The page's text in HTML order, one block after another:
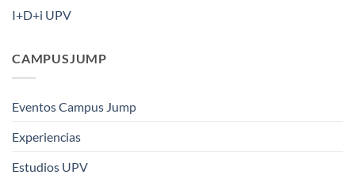
I+D+i UPV
CAMPUSJUMP
Eventos Campus Jump
Experiencias
Estudios UPV